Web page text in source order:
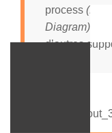
process
Diagram) ,
d’autres